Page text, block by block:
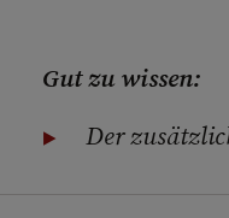
Gut zu wissen:
Der